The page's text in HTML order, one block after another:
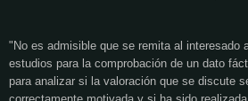
"No es admisible que se remita al interesado
estudios para la comprobación de un dato
para analizar si la valoración que se discute